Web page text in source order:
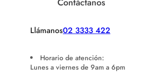
Llámanos02 3333 422
Horario de atención:
Lunes a viernes de 9am a 6pm